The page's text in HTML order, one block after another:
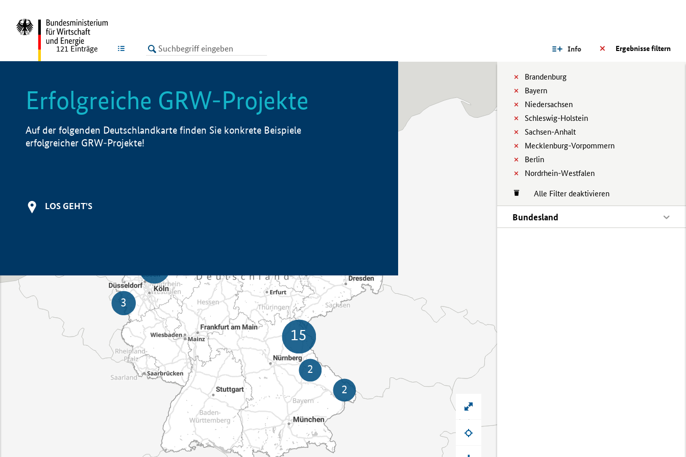
LISTE Ergebnisse filtern
Info
Brandenburg
Bayern
Niedersachsen
Schleswig-Holstein
Sachsen-Anhalt
Mecklenburg-Vorpommern
Berlin
Nordrhein-Westfalen
Alle Filter deaktivieren
Bundesland
121 Einträge
Erfolgreiche GRW-Projekte
Auf der folgenden Deutschlandkarte finden Sie konkrete Beispiele
erfolgreicher GRW-Projekte!
LOS GEHT'S